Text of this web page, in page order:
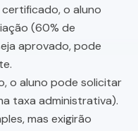
o aluno
(60% de
aprovado, pode
o aluno pode solicitar
taxa administrativa).
mas exigirão